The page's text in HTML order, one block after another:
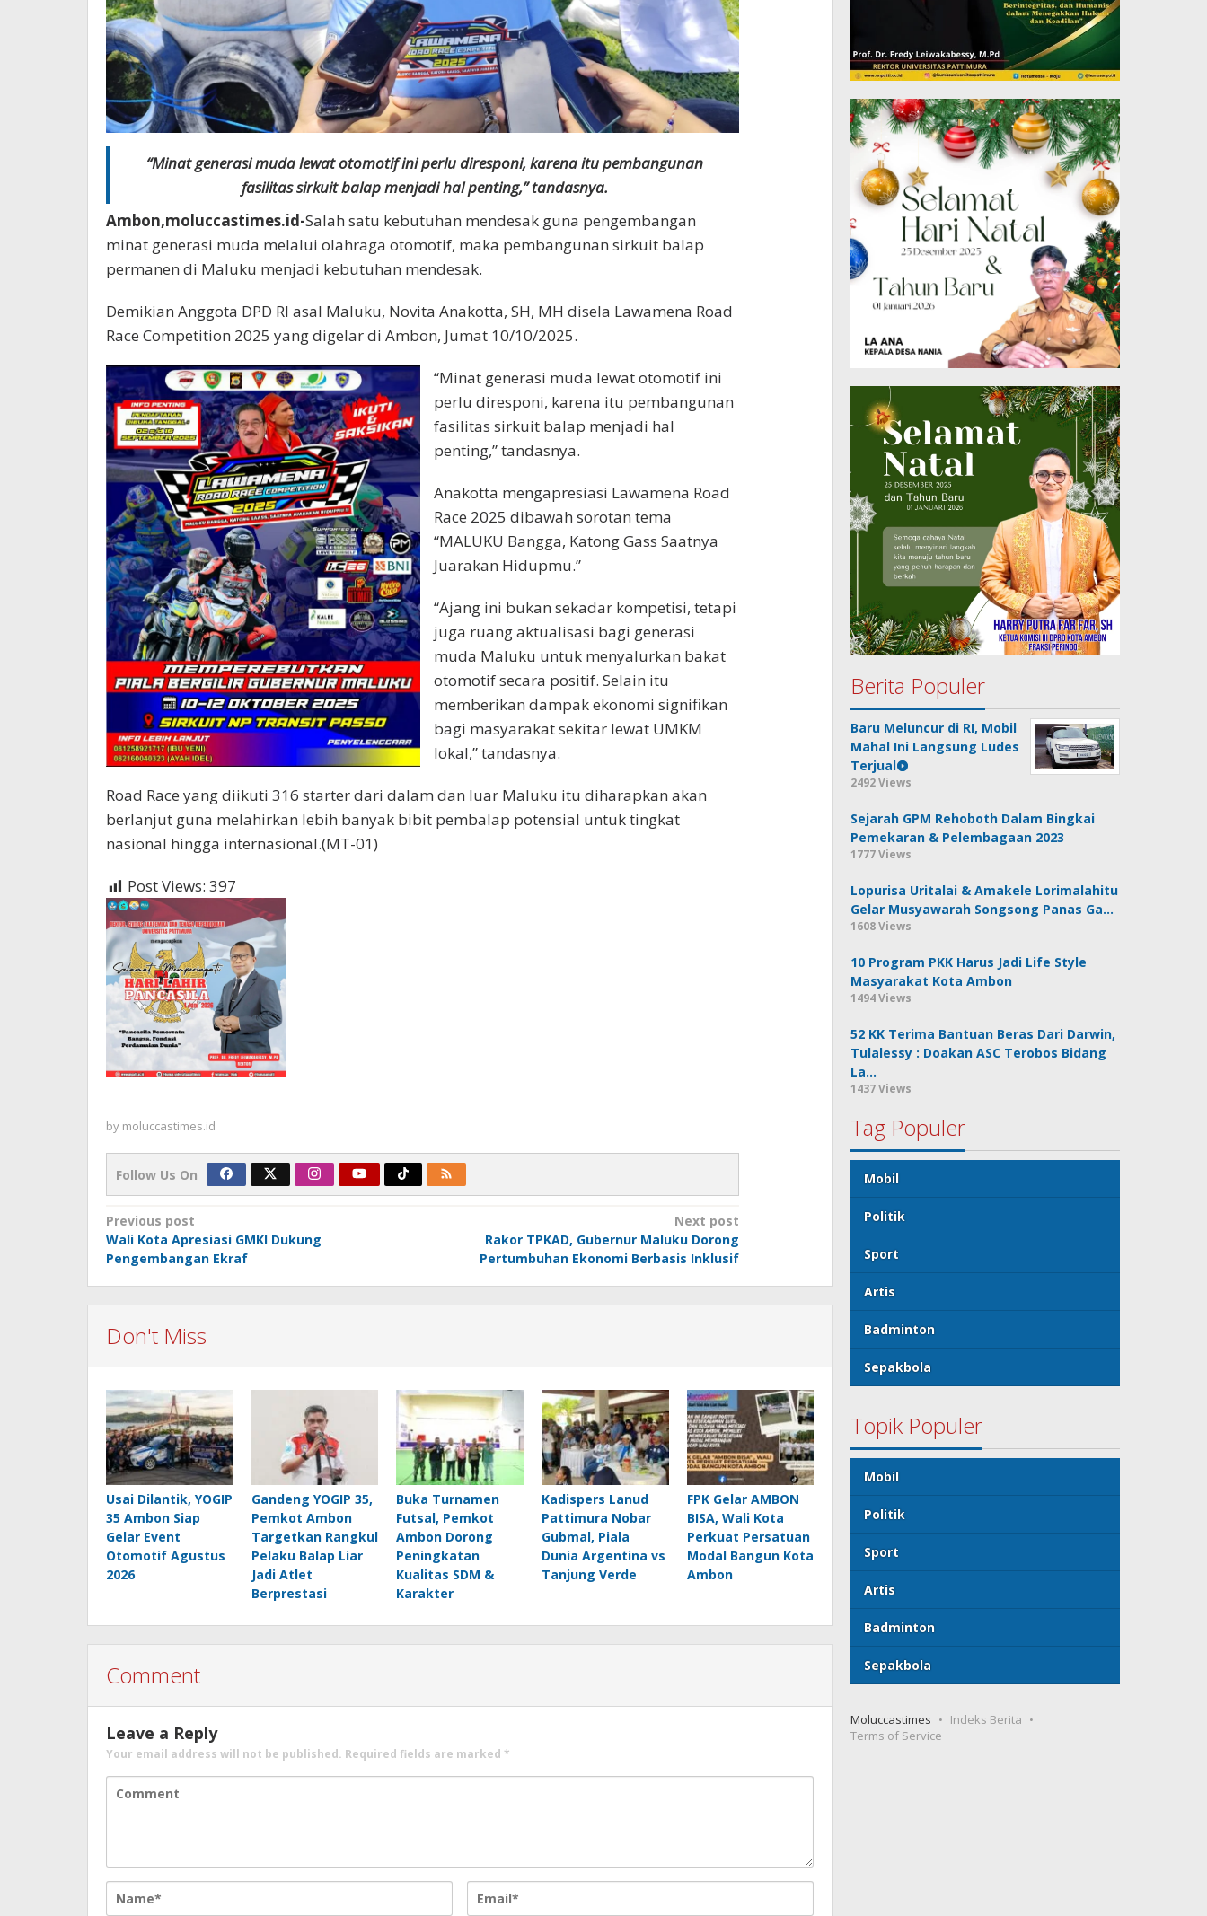
“Minat generasi muda lewat otomotif ini perlu diresponi, karena itu pembangunan
fasilitas sirkuit balap menjadi hal penting,” tandasnya.
Ambon,moluccastimes.id-Salah satu kebutuhan mendesak guna pengembangan
minat generasi muda melalui olahraga otomotif, maka pembangunan sirkuit balap
permanen di Maluku menjadi kebutuhan mendesak.
Demikian Anggota DPD RI asal Maluku, Novita Anakotta, SH, MH disela Lawamena Road
Race Competition 2025 yang digelar di Ambon, Jumat 10/10/2025.
“Minat generasi muda lewat otomotif ini
perlu diresponi, karena itu pembangunan
fasilitas sirkuit balap menjadi hal
penting,” tandasnya.
Anakotta mengapresiasi Lawamena Road
Race 2025 dibawah sorotan tema
“MALUKU Bangga, Katong Gass Saatnya
Juarakan Hidupmu.”
“Ajang ini bukan sekadar kompetisi, tetapi
juga ruang aktualisasi bagi generasi
muda Maluku untuk menyalurkan bakat
otomotif secara positif. Selain itu
memberikan dampak ekonomi signifikan
bagi masyarakat sekitar lewat UMKM
lokal,” tandasnya.
Road Race yang diikuti 316 starter dari dalam dan luar Maluku itu diharapkan akan
berlanjut guna melahirkan lebih banyak bibit pembalap potensial untuk tingkat
nasional hingga internasional.(MT-01)
Post Views: 397
by moluccastimes.id
Follow Us On
Post
navigation
Previous post
Wali Kota Apresiasi GMKI Dukung
Pengembangan Ekraf
Next post
Rakor TPKAD, Gubernur Maluku Dorong
Pertumbuhan Ekonomi Berbasis Inklusif
Don't Miss
Usai Dilantik, YOGIP
35 Ambon Siap
Gelar Event
Otomotif Agustus
2026
Gandeng YOGIP 35,
Pemkot Ambon
Targetkan Rangkul
Pelaku Balap Liar
Jadi Atlet
Berprestasi
Buka Turnamen
Futsal, Pemkot
Ambon Dorong
Peningkatan
Kualitas SDM &
Karakter
Kadispers Lanud
Pattimura Nobar
Gubmal, Piala
Dunia Argentina vs
Tanjung Verde
FPK Gelar AMBON
BISA, Wali Kota
Perkuat Persatuan
Modal Bangun Kota
Ambon
Comment
Leave a Reply
Your email address will not be published. Required fields are marked *
Berita Populer
Baru Meluncur di RI, Mobil
Mahal Ini Langsung Ludes
Terjual
2492 Views
Sejarah GPM Rehoboth Dalam Bingkai
Pemekaran & Pelembagaan 2023
1777 Views
Lopurisa Uritalai & Amakele Lorimalahitu
Gelar Musyawarah Songsong Panas Ga…
1608 Views
10 Program PKK Harus Jadi Life Style
Masyarakat Kota Ambon
1494 Views
52 KK Terima Bantuan Beras Dari Darwin,
Tulalessy : Doakan ASC Terobos Bidang
La…
1437 Views
Tag Populer
Mobil
Politik
Sport
Artis
Badminton
Sepakbola
Topik Populer
Mobil
Politik
Sport
Artis
Badminton
Sepakbola
Moluccastimes
Indeks Berita
Terms of Service